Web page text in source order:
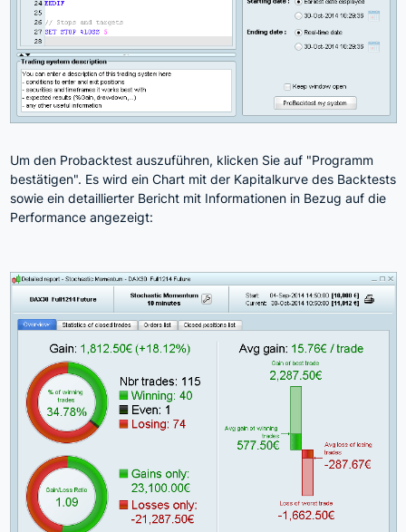
Um den Probacktest auszuführen, klicken Sie auf "Programm
bestätigen". Es wird ein Chart mit der Kapitalkurve des Backtests
sowie ein detaillierter Bericht mit Informationen in Bezug auf die
Performance angezeigt: